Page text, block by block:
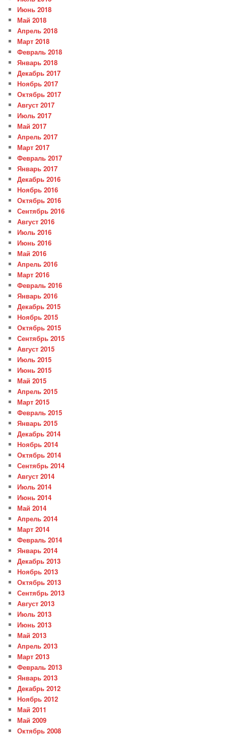
Июнь 2018
Май 2018
Апрель 2018
Март 2018
Февраль 2018
Январь 2018
Декабрь 2017
Ноябрь 2017
Октябрь 2017
Август 2017
Июль 2017
Май 2017
Апрель 2017
Март 2017
Февраль 2017
Январь 2017
Декабрь 2016
Ноябрь 2016
Октябрь 2016
Сентябрь 2016
Август 2016
Июль 2016
Июнь 2016
Май 2016
Апрель 2016
Март 2016
Февраль 2016
Январь 2016
Декабрь 2015
Ноябрь 2015
Октябрь 2015
Сентябрь 2015
Август 2015
Июль 2015
Июнь 2015
Май 2015
Апрель 2015
Март 2015
Февраль 2015
Январь 2015
Декабрь 2014
Ноябрь 2014
Октябрь 2014
Сентябрь 2014
Август 2014
Июль 2014
Июнь 2014
Май 2014
Апрель 2014
Март 2014
Февраль 2014
Январь 2014
Декабрь 2013
Ноябрь 2013
Октябрь 2013
Сентябрь 2013
Август 2013
Июль 2013
Июнь 2013
Май 2013
Апрель 2013
Март 2013
Февраль 2013
Январь 2013
Декабрь 2012
Ноябрь 2012
Май 2011
Май 2009
Октябрь 2008